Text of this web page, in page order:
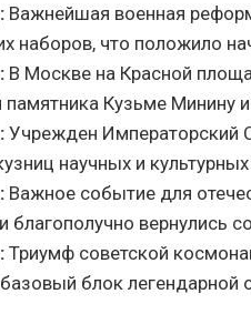
Важнейшая военная
наборов, что положило
В Москве на Красной
памятника Кузьме
Учрежден Императорский
научных и
Важное событие для
благополучно вернулись
Триумф советской
блок легендарной